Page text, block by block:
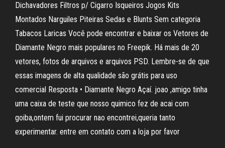
Dichavadores Filtros p/ Cigarro Isqueiros Jogos Kits
Montados Narguiles Piteiras Sedas e Blunts Sem categoria
Tabacos Laricas Você pode encontrar e baixar os Vetores de
Diamante Negro mais populares no Freepik. Há mais de 20
vetores, fotos de arquivos e arquivos PSD. Lembre-se de que
essas imagens de alta qualidade são grátis para uso
comercial Resposta • Diamante Negro Açaí. joao ,amigo tinha
uma caixa de teste que nosso quimico fez de acai com
goiba,ontem fui procurar nao encontrei,queria tanto
experimentar. entre em contato com a loja por favor